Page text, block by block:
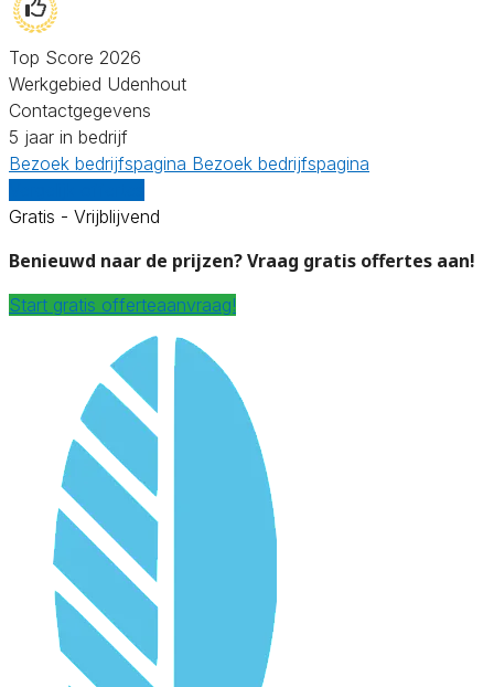
Top Score 2026
Werkgebied Udenhout
Contactgegevens
5 jaar in bedrijf
Bezoek bedrijfspagina Bezoek bedrijfspagina
Gratis - Vrijblijvend
Benieuwd naar de prijzen? Vraag gratis offertes aan!
Start gratis offerteaanvraag!